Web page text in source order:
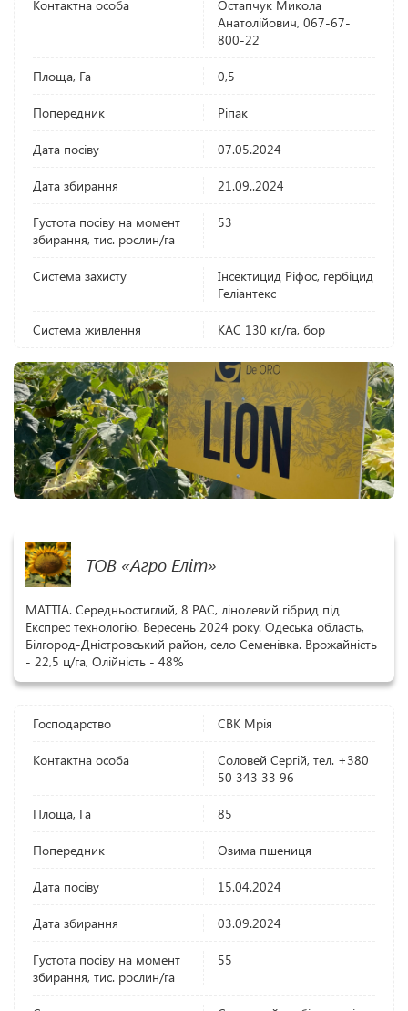
Контактна особа
Остапчук Микола
Анатолійович, 067-67-
800-22
Площа, Га 0,5
Попередник Ріпак
Дата посіву 07.05.2024
Дата збирання 21.09..2024
Густота посіву на момент
збирання, тис. рослин/га
53
Система захисту
Інсектицид Ріфос, гербіцид
Геліантекс
Система живлення КАС 130 кг/га, бор
ТОВ «Агро Еліт»
МАТТІА. Середньостиглий, 8 РАС, лінолевий гібрид під
Експрес технологію. Вересень 2024 року. Одеська область,
Білгород-Дністровський район, село Семенівка. Врожайність
- 22,5 ц/га, Олійність - 48%
Господарство СВК Мрія
Контактна особа
Соловей Сергій, тел. +380
50 343 33 96
Площа, Га 85
Попередник Озима пшениця
Дата посіву 15.04.2024
Дата збирання 03.09.2024
Густота посіву на момент
збирання, тис. рослин/га
55